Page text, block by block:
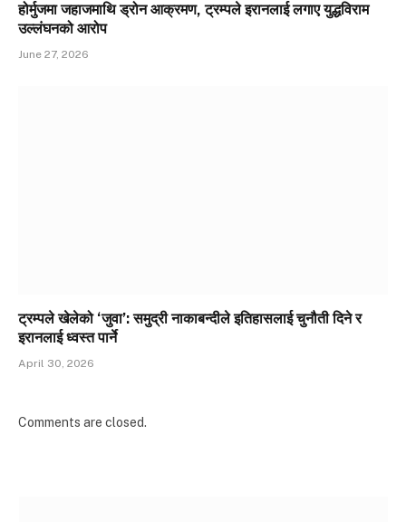
होर्मुजमा जहाजमाथि ड्रोन आक्रमण, ट्रम्पले इरानलाई लगाए युद्धविराम
उल्लंघनको आरोप
June 27, 2026
ट्रम्पले खेलेको ‘जुवा’: समुद्री नाकाबन्दीले इतिहासलाई चुनौती दिने र
इरानलाई ध्वस्त पार्ने
April 30, 2026
Comments are closed.